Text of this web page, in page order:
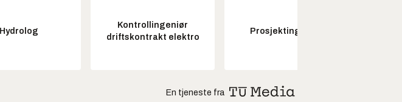
Hydrolog
Kontrollingeniør
driftskontrakt elektro
Prosjektingeniør
En tjeneste fra